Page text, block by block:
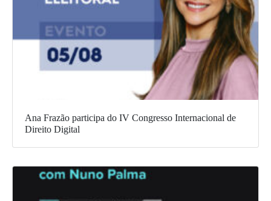
Ana Frazão participa do IV Congresso Internacional de
Direito Digital